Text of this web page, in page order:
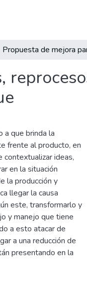
a que brinda la
frente al producto, en
ideas,
en la situación
la producción y
llegar la causa
este, transformarlo y
y manejo que tiene
a esto atacar de
a una reducción de
presentando en la